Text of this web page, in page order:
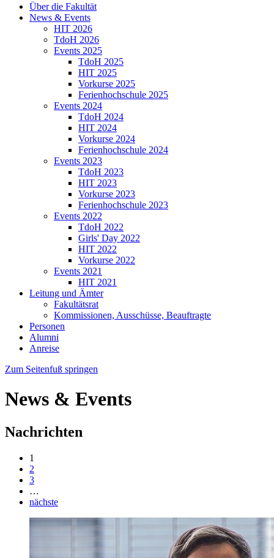
Über die Fakultät
News & Events
HIT 2026
TdoH 2026
Events 2025
TdoH 2025
HIT 2025
Vorkurse 2025
Ferienhochschule 2025
Events 2024
TdoH 2024
HIT 2024
Vorkurse 2024
Ferienhochschule 2024
Events 2023
TdoH 2023
HIT 2023
Vorkurse 2023
Ferienhochschule 2023
Events 2022
TdoH 2022
Girls' Day 2022
HIT 2022
Vorkurse 2022
Events 2021
HIT 2021
Leitung und Ämter
Fakultätsrat
Kommissionen, Ausschüsse, Beauftragte
Personen
Alumni
Anreise
Zum Seitenfuß springen
News & Events
Nachrichten
1
2
3
…
nächste